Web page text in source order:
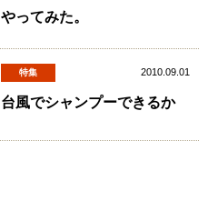
やってみた。
特集 2010.09.01
台風でシャンプーできるか